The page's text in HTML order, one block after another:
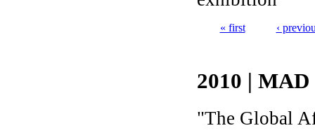
« first ‹
2010 |
"The Global